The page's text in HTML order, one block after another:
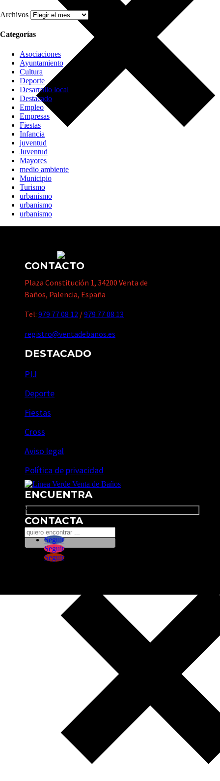
Archivos
Categorías
Asociaciones
Ayuntamiento
Cultura
Deporte
Desarrollo local
Destacado
Empleo
Empresas
Fiestas
Infancia
juventud
Juventud
Mayores
medio ambiente
Municipio
Turismo
urbanismo
urbanismo
urbanismo
CONTACTO
Plaza Constitución 1, 34200 Venta de
Baños, Palencia, España
Tel: 979 77 08 12 /979 77 08 13
registro@ventadebanos.es
DESTACADO
PIJ
Deporte
Fiestas
Cross
Aviso legal
Política de privacidad
ENCUENTRA
Search
CONTACTA
Seguir
Seguir
Seguir